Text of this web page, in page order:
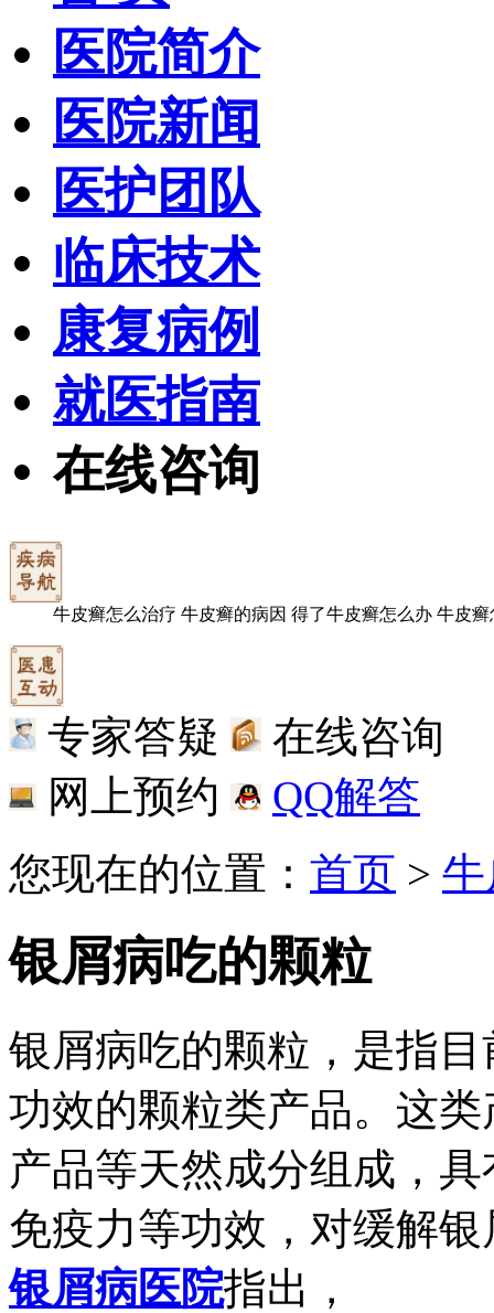
医院简介
医院新闻
医护团队
临床技术
康复病例
就医指南
在线咨询
牛皮癣怎么治疗 牛皮癣的病因 得了牛皮癣怎么办 牛皮癣
专家答疑
在线咨询
网上预约
QQ解答
您现在的位置： 首页 >
银屑病吃的颗粒
银屑病吃的颗粒，是指
功效的颗粒类产品。这
产品等天然成分组成，
免疫力等功效，对缓解
银屑病医院指出，